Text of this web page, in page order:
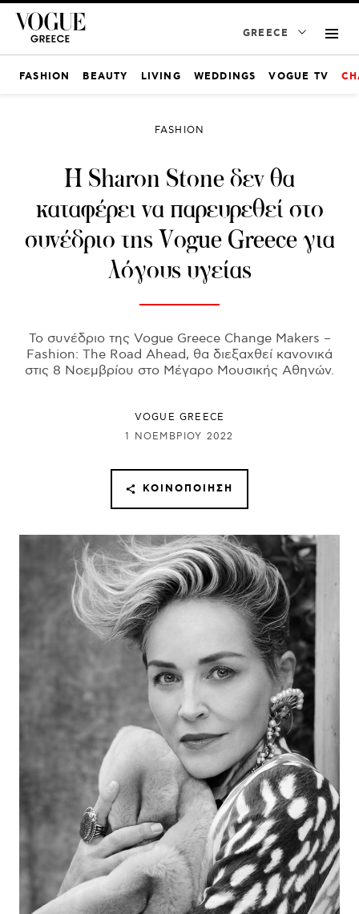
GREECE
FASHION BEAUTY LIVING WEDDINGS VOGUE TV
FASHION
Η Sharon Stone δεν θα
καταφέρει να παρευρεθεί στο
συνέδριο της Vogue Greece για
λόγους υγείας
Το συνέδριο της Vogue Greece Change Makers –
Fashion: The Road Ahead, θα διεξαχθεί κανονικά
στις 8 Νοεμβρίου στο Μέγαρο Μουσικής Αθηνών.
VOGUE GREECE
1 ΝΟΕΜΒΡΊΟΥ 2022
ΚΟΙΝΟΠΟΊΗΣΗ